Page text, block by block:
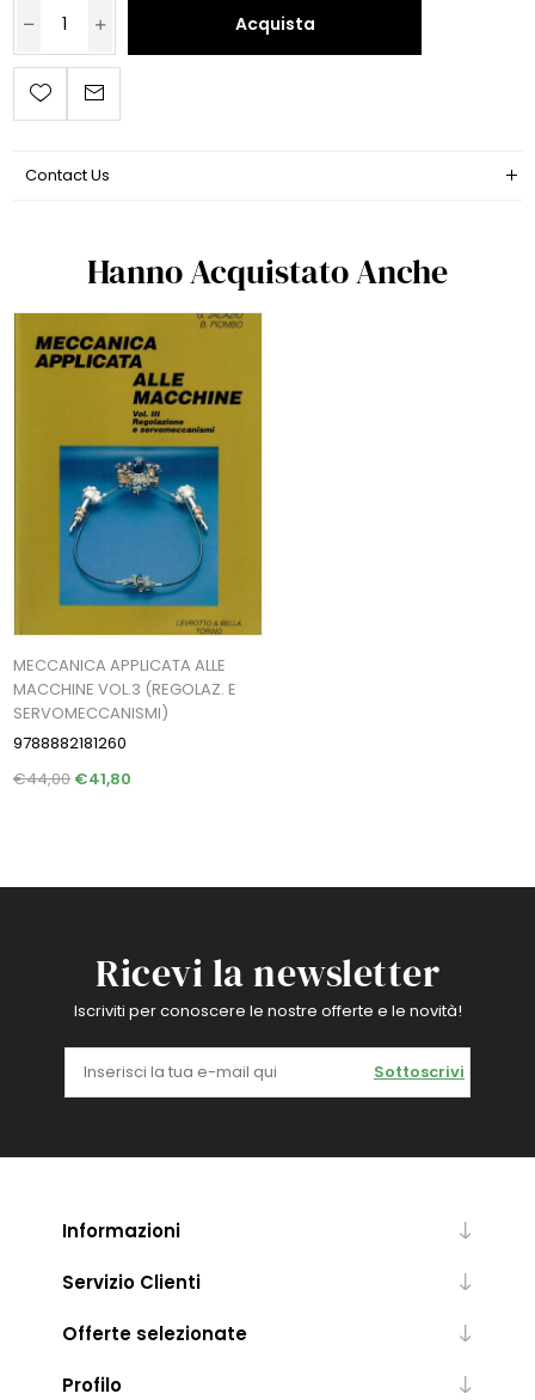
Acquista
Contact Us
Hanno Acquistato Anche
MECCANICA APPLICATA ALLE
MACCHINE VOL.3 (REGOLAZ. E
SERVOMECCANISMI)
9788882181260
€44,00 €41,80
Ricevi la newsletter
Iscriviti per conoscere le nostre offerte e le novità!
Sottoscrivi
Informazioni
Servizio Clienti
Offerte selezionate
Profilo